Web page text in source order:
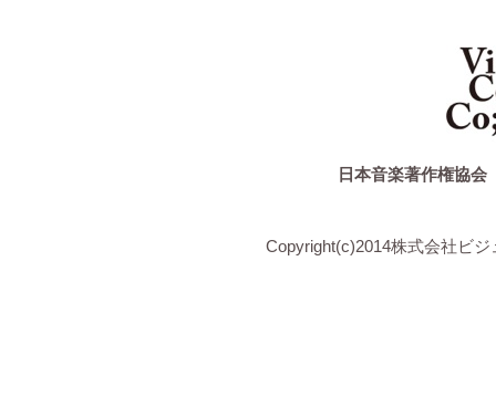
Copyright(c)2014株式会社ビ
日本音楽著作権協会